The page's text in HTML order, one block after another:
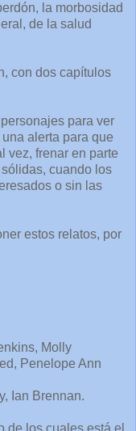
la morbosidad
de la salud
con dos capítulos
para ver
alerta para que
vez, frenar en parte
cuando los
o sin las
estos relatos, por
Molly
Penelope Ann
Ian Brennan.